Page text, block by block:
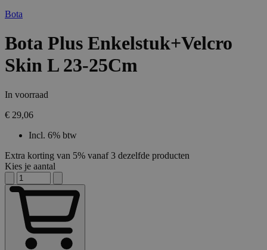
Bota
Bota Plus Enkelstuk+Velcro
Skin L 23-25Cm
In voorraad
€ 29,06
Incl. 6% btw
Extra korting van 5% vanaf 3 dezelfde producten
Kies je aantal